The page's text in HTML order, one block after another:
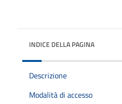
INDICE DELLA PAGINA
Descrizione
Modalità di accesso